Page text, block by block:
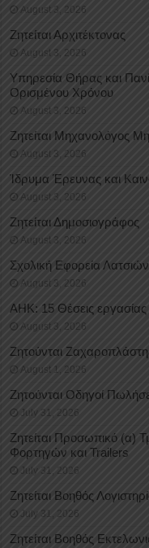
August 3, 2026
Ζητείται Αρχιτέκτονας
August 3, 2026
Υπηρεσία Θήρας και
Oρισμένου Xρόνου
August 3, 2026
Ζητείται Μηχανολόγος
August 3, 2026
Ίδρυμα Έρευνας και
August 3, 2026
Ζητείται Δημοσιογράφος
August 3, 2026
Σχολική Εφορεία
August 3, 2026
ΑΗΚ: 15 Θέσεις
August 3, 2026
Ζητούνται
August 1, 2026
Ζητούνται Οδηγοί
July 31, 2026
Ζητείται Προσωπικό (α)
Φορτηγών και Trailers
July 31, 2026
Ζητείται Βοηθός
July 31, 2026
Ζητείται Βοηθός